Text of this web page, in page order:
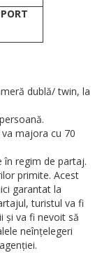
dublă/ twin, la
majora cu 70
în regim de partaj.
primite. Acest
garantat la
turistul va fi
și va fi nevoit să
neînțelegeri